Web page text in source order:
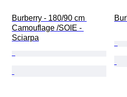
Burberry - 180/90 cm
Camouflage /SOIE -
Sciarpa